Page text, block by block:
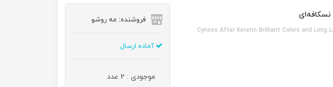
Cynoss After Keratin Brilliant Colors and Long
فروشنده: مه رو‌شو
آماده ارسال
موجودی : 2 عدد